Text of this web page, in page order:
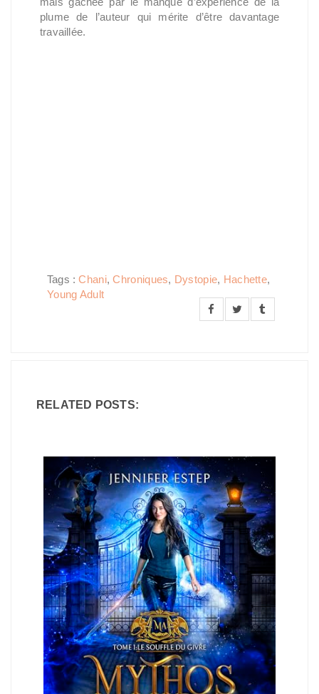
plume de l’auteur qui mérite d’être davantage
travaillée.
Tags :Chani,Chroniques, Dystopie, Hachette,
Young Adult
RELATED POSTS: